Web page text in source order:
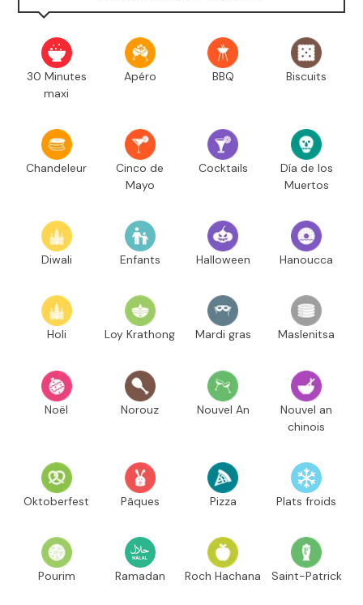
30 Minutes
maxi
Apéro BBQ Biscuits
Chandeleur
Cinco de
Mayo
Cocktails
Día de los
Muertos
Diwali Enfants Halloween Hanoucca
Holi Loy Krathong Mardi gras Maslenitsa
Noël Norouz Nouvel An
Nouvel an
chinois
Oktoberfest Pâques Pizza Plats froids
Pourim Ramadan Roch Hachana Saint-Patrick